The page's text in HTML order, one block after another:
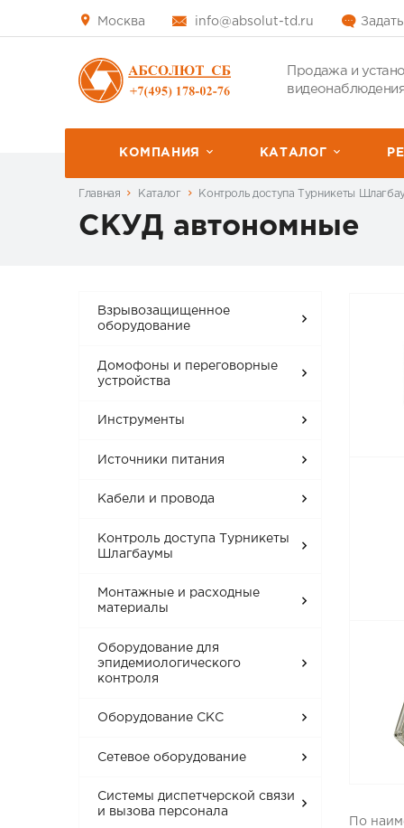
Москва info@absolut-td.ru
Продажа и
КОМПАНИЯ КАТАЛОГ
Главная Каталог Контроль доступа Турникеты
СКУД автономные
Взрывозащищенное
оборудование
Домофоны и переговорные
устройства
Инструменты
Источники питания
Кабели и провода
Контроль доступа Турникеты
Шлагбаумы
Монтажные и расходные
материалы
Оборудование для
эпидемиологического
контроля
Оборудование СКС
Сетевое оборудование
Системы диспетчерской связи
и вызова персонала
По